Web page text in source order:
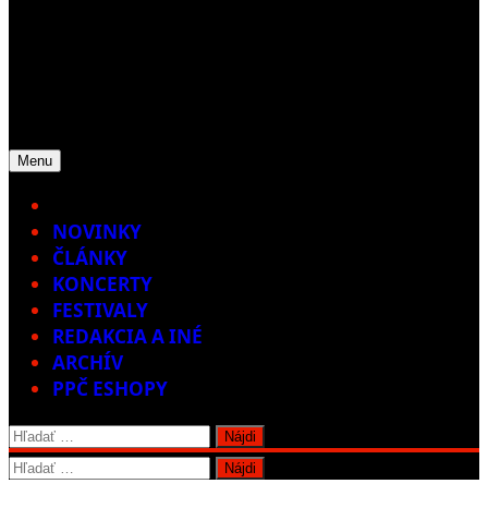
Menu
NOVINKY
ČLÁNKY
KONCERTY
FESTIVALY
REDAKCIA A INÉ
ARCHÍV
PPČ ESHOPY
Hľadať:
Hľadať: